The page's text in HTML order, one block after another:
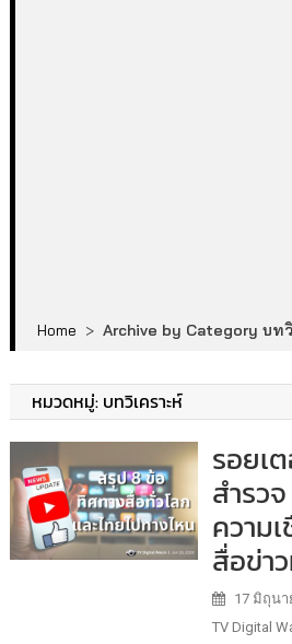
Home > Archive by Category บท
หมวดหมู่: บทวิเคราะห์
รอยเ
สำรว
ความ
สื่อข่า
17 มิถุนา
TV Digital